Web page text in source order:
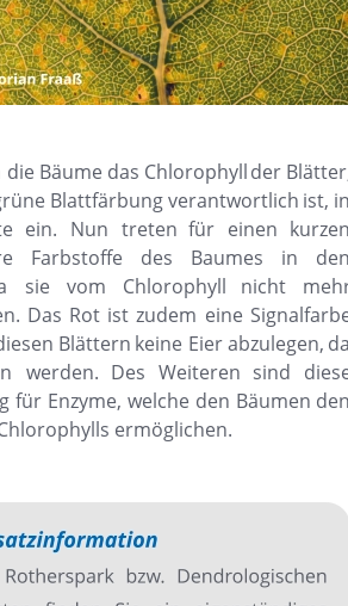
die Bäume das Chlorophyllder
Blattfärbungverantwortlich ist,
ein. Nun treten für einen
Farbstoffe des Baumes in
sie vom Chlorophyll nicht
Das Rot ist zudem eine
Blättern keine Eierabzulegen,
werden. Des Weiteren sind
für Enzyme, welche den Bäumen
ermöglichen.